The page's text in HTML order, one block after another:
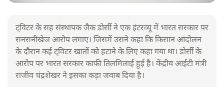
ट्विटर के सह संस्थापक जैक डोर्सी ने एक इंटरव्यू में भारत सरकार पर
सनसनीखेज आरोप लगाए। जिसमें उसने कहा कि किसान आंदोलन
के दौरान कई ट्विटर खातों को हटाने के लिए कहा गया था। डोर्सी के
आरोप पर भारत सरकार काफी तिलमिलाई हुई है। केंद्रीय आईटी मंत्री
राजीव चंद्रशेखर ने इसका कड़ा जवाब दिया है।